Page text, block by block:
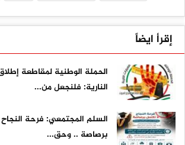
إقرأ ايضاً
الحملة الوطنية لمقاطعة
النارية: فلنجعل من...
السلم المجتمعي: فرحة النجاح
برصاصة .. وحق...